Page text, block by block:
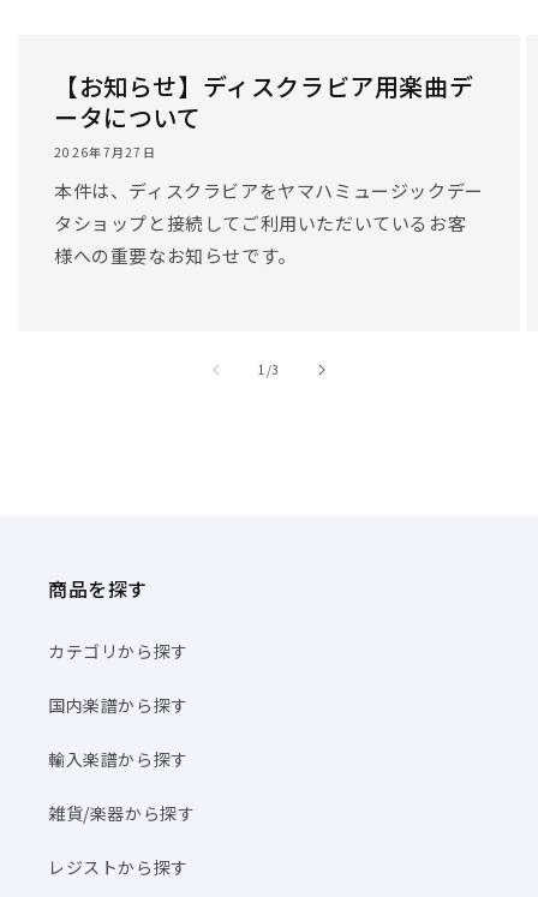
【お知らせ】ディスクラビア用楽曲デ
ータについて
2026年7月27日
本件は、ディスクラビアをヤマハミュージックデー
タショップと接続してご利用いただいているお客
様への重要なお知らせです。
1 //3
商品を探す
カテゴリから探す
国内楽譜から探す
輸入楽譜から探す
雑貨/楽器から探す
レジストから探す